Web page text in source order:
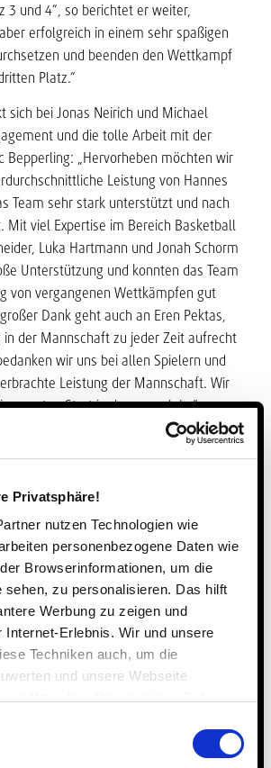
Privatsphäre!
nutzen Technologien wie
personenbezogene Daten wie
Browserinformationen, um die
sehen, zu personalisieren. Das hilft
Werbung zu zeigen und
Erlebnis. Wir und unsere
Techniken auch, um die
und unsere Webseite
3 und 4“, so berichtet er weiter,
erfolgreich in einem sehr spaßigen
und beenden den Wettkampf
Platz.“
sich bei Jonas Neirich und Michael
und die tolle Arbeit mit der
Bepperling: „Hervorheben möchten wir
Leistung von Hannes
Team sehr stark unterstützt und nach
Mit viel Expertise im Bereich Basketball
Luka Hartmann und Jonah Schorm
Unterstützung und konnten das Team
von vergangenen Wettkämpfen gut
Dank geht auch an Eren Pektas,
der Mannschaft zu jeder Zeit aufrecht
wir uns bei allen Spielern und
Leistung der Mannschaft. Wir
guten Start in das neue Jahr.“